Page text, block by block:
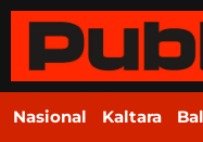
Nasional Kaltara